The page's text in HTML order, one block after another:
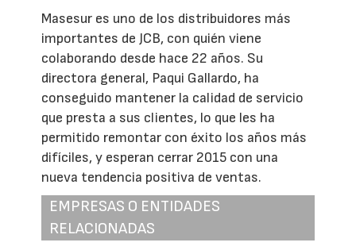
Masesur es uno de los distribuidores más
importantes de JCB, con quién viene
colaborando desde hace 22 años. Su
directora general, Paqui Gallardo, ha
conseguido mantener la calidad de servicio
que presta a sus clientes, lo que les ha
permitido remontar con éxito los años más
difíciles, y esperan cerrar 2015 con una
nueva tendencia positiva de ventas.
EMPRESAS O ENTIDADES
RELACIONADAS